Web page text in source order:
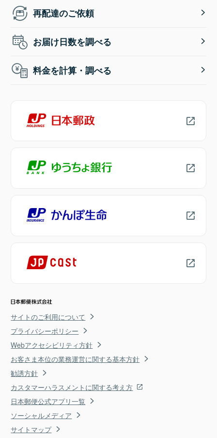
再配達のご依頼
お届け日数を調べる
料金を計算・調べる
サイトのご利用について
プライバシーポリシー
Webアクセシビリティ方針
お客さま本位の業務運営に関する基本方針
勧誘方針
カスタマーハラスメントに関する考え方
日本郵便公式アプリ一覧
ソーシャルメディア
サイトマップ